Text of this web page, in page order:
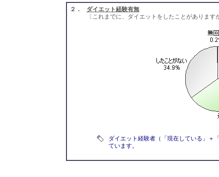
２．
ダイエット経験有無
〔これまでに、ダイエットをしたことがあります
ダイエット経験者（「現在している」＋
ています。